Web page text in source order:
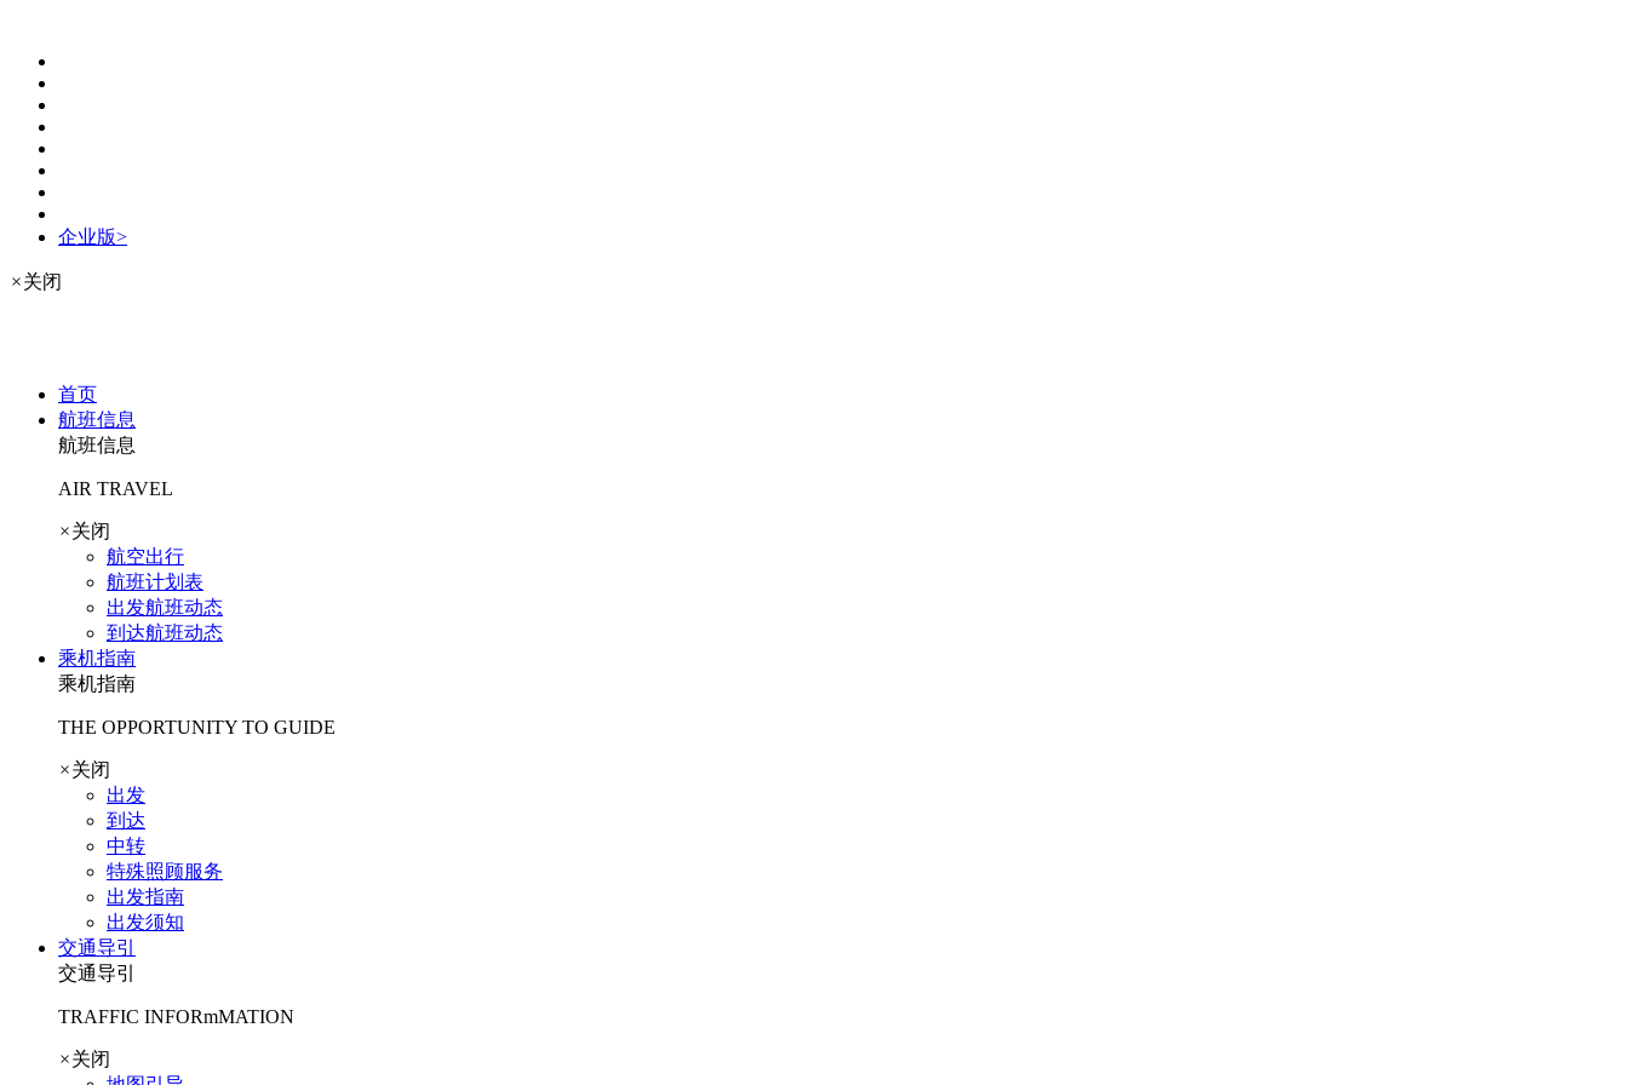
企业版>
×关闭
首页
航班信息
航班信息
AIR TRAVEL
×关闭
航空出行
航班计划表
出发航班动态
到达航班动态
乘机指南
乘机指南
THE OPPORTUNITY TO GUIDE
×关闭
出发
到达
中转
特殊照顾服务
出发指南
出发须知
交通导引
交通导引
TRAFFIC INFORmMATION
×关闭